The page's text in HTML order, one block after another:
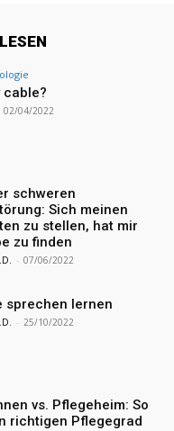
cable?
02/04/2022
schweren
Sich meinen
zu stellen, hat mir
zu finden
- 07/06/2022
sprechen lernen
- 25/10/2022
vs. Pflegeheim: So
richtigen Pflegegrad